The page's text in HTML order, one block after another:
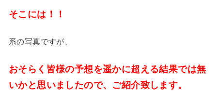
そこには！！
系の写真ですが、
おそらく皆様の予想を遥かに超える結果では無
いかと思いましたので、ご紹介致します。